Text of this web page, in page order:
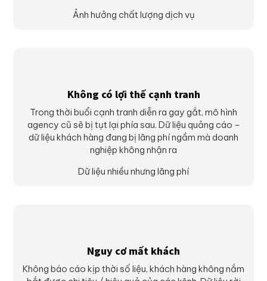
Ảnh hưởng chất lượng dịch vụ
Không có lợi thế cạnh tranh
Trong thời buổi cạnh tranh diễn ra gay gắt, mô hình
agency cũ sẽ bị tụt lại phía sau. Dữ liệu quảng cáo –
dữ liệu khách hàng đang bị lãng phí ngầm mà doanh
nghiệp không nhận ra
Dữ liệu nhiều nhưng lãng phí
Nguy cơ mất khách
Không báo cáo kịp thời số liệu, khách hàng không nắm